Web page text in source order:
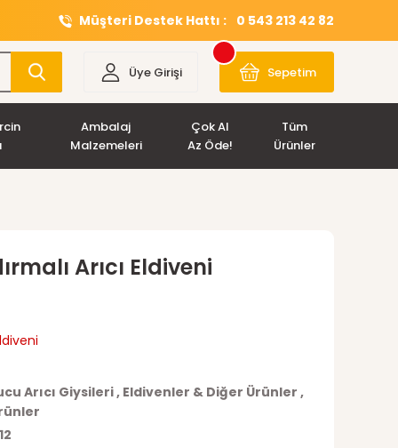
Müşteri Destek Hattı : 0 543 213 42 82
Üye Girişi Sepetim
Ambalaj
Malzemeleri
Çok Al
Az Öde!
Tüm
Ürünler
Arıcı Eldiveni
Arıcı Giysileri, Eldivenler & Diğer Ürünler ,